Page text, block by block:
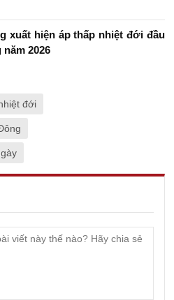
xuất hiện áp thấp nhiệt đới đầu
2026
đới